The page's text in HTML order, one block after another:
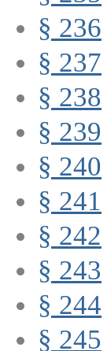
§ 236
§ 237
§ 238
§ 239
§ 240
§ 241
§ 242
§ 243
§ 244
§ 245